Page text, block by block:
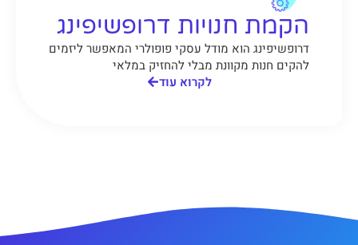
הקמת חנויות דרופשיפינג
דרופשיפינג הוא מודל עסקי פופולרי המאפשר ליזמים
להקים חנות מקוונת מבלי להחזיק במלאי
לקרוא עוד